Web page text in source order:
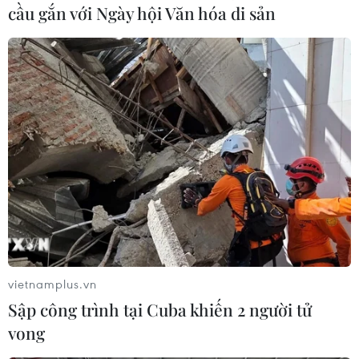
chất thải rắn sinh hoạt tại khu vực nội thành
của các đô thị trung bình đạt khoảng 85% so với
chất thải rắn sinh hoạt phát sinh. Tại khu vực
nội thành của các đô thị trung bình đạt khoảng
60%. Riêng tỷ lệ thu gom chất ​thải rắn sinh hoạt
tại các khu vực nông thôn vẫn còn thấp, trung
bình đạt khoảng 40-50%.
Mặc dù vậy, theo ông Lâm, hiện nay vẫn còn
hiện tượng các chất thải không có giá trị kinh tế
được thu gom và đổ lẫn với chất thải sinh hoạt,
thậm chí còn lẫn với chất thải nguy hại, gây khó
khăn cho quá trình thu gom, xử lý. Tại nhiều cơ
sở sản xuất, hệ thống kho chứa chất thải rắn
cầu gắn với Ngày hội Văn hóa di sản
vietnamplus.vn
Sập công trình tại Cuba khiến 2 người tử
vong